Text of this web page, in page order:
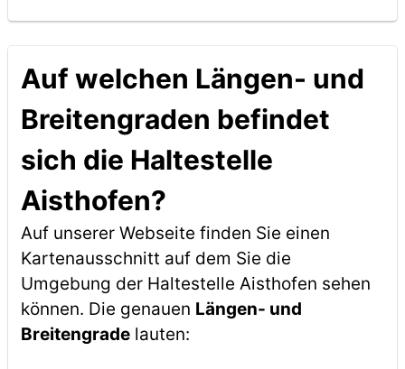
Auf welchen Längen- und
Breitengraden befindet
sich die Haltestelle
Aisthofen?
Auf unserer Webseite finden Sie einen
Kartenausschnitt auf dem Sie die
Umgebung der Haltestelle Aisthofen sehen
können. Die genauen Längen- und
Breitengradelauten: